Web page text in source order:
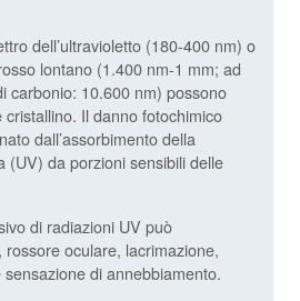
dell’ultravioletto (180-400 nm) o
lontano (1.400 nm-1 mm; ad
carbonio: 10.600 nm) possono
Il danno fotochimico
dall’assorbimento della
(UV) da porzioni sensibili delle
di radiazioni UV può
oculare, lacrimazione,
di annebbiamento.